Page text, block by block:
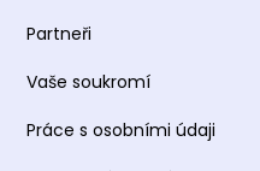
Partneři
Vaše soukromí
Práce s osobními údaji